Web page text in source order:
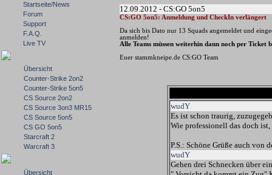
Startseite/News
Forum
Support
F.A.Q.
Live TV
Übersicht
Counter-Strike 2on2
Counter-Strike 5on5
CS Source 2on2
CS Source 3on3 MR15
CS Source 5on5
CS GO 5on5
Starcraft 2
Warcraft 3
Übersicht
12.09.2012 - CS:GO 5on5
CS:GO 5on5: Anmeldung und CheckIn verlängert
Da sich bis Dato nur 13 Squads angemeldet und
anmelden!
Alle Teams müssen weiterhin dann noch per Ticket
Euer stammkneipe.de CS:GO Team
wudY
Es ist schon traurig,
Wie professionell das doch
P.S.: Schöne Grüße auch von
wudY
Gehen drei Schnecken über